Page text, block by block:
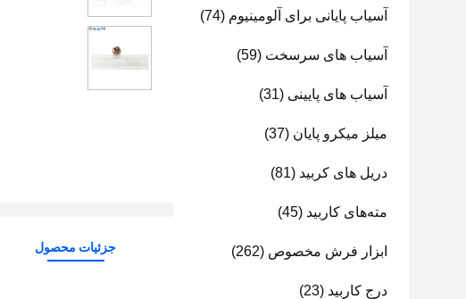
آسیاب پایانی برای آلومینیوم (74)
آسیاب های سرسخت (59)
آسیاب های پایینی (31)
میلز میکرو پایان (37)
دریل های کربید (81)
مته‌های کاربید (45)
ابزار فرش مخصوص (262)
درج کاربید (23)
جزئیات محصول